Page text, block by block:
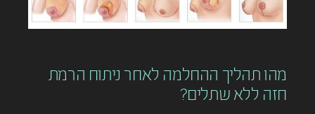
מהו תהליך ההחלמה לאחר ניתוח הרמת
חזה ללא שתלים?